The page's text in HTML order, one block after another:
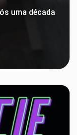
uma década